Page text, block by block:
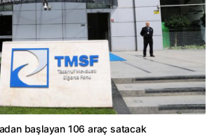
başlayan 106 araç satacak